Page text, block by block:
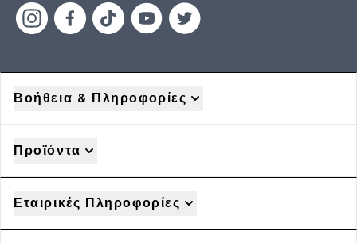
Βοήθεια & Πληροφορίες
Προϊόντα
Εταιρικές Πληροφορίες